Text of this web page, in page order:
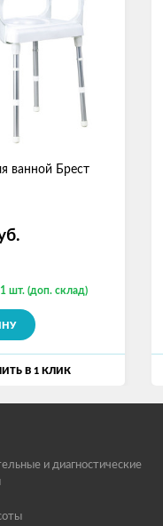
ванной Брест
шт. (доп. склад)
В 1 КЛИК
и диагностические